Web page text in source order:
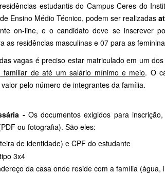
estudantis do Campus Ceres do
Ensino Médio Técnico, podem ser realizadas
on-line, e o candidato deve se inscrever
as residências masculinas e 07 para as
vagas é preciso estar matriculado em um
familiar de até um salário mínimo e meio. O
pelo número de integrantes da família.
-Os documentos exigidos para
ou fotografia). São eles:
de identidade) e CPF do estudante
3x4
da casa onde reside com a família